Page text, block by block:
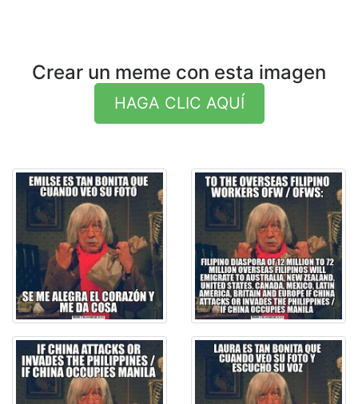
Crear un meme con esta imagen
HAGA CLIC AQUÍ